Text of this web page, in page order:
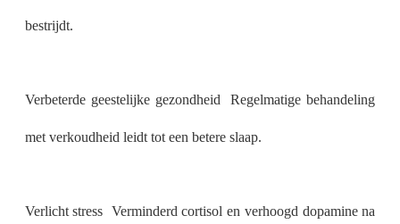
bestrijdt.
Verbeterde geestelijke gezondheid ️ Regelmatige behandeling
met verkoudheid leidt tot een betere slaap.
Verlicht stress ️ Verminderd cortisol en verhoogd dopamine na